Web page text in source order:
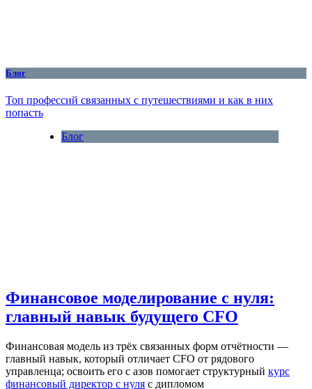
Блог
Топ профессий связанных с путешествиями и как в них
попасть
Блог
Финансовое моделирование с нуля:
главный навык будущего CFO
Финансовая модель из трёх связанных форм отчётности —
главный навык, который отличает CFO от рядового
управленца; освоить его с азов помогает структурный курс
финансовый директор с нуля с дипломом